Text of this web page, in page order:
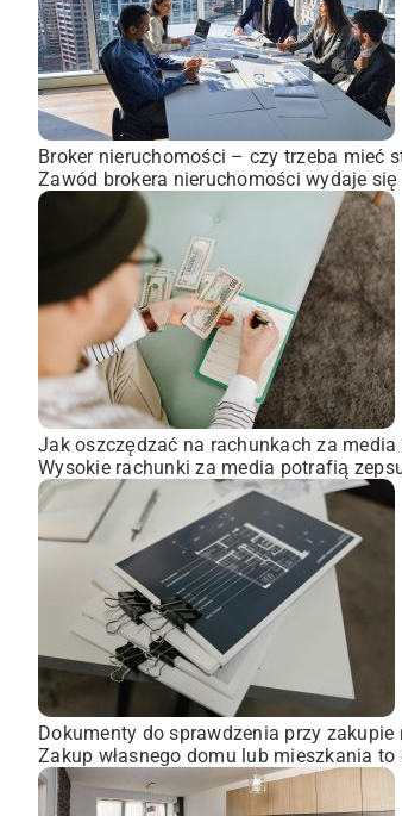
Broker nieruchomości – czy trzeba mieć
Zawód brokera nieruchomości wydaje
Jak oszczędzać na rachunkach za
Wysokie rachunki za media potrafią
Dokumenty do sprawdzenia przy zakupie
Zakup własnego domu lub mieszkania